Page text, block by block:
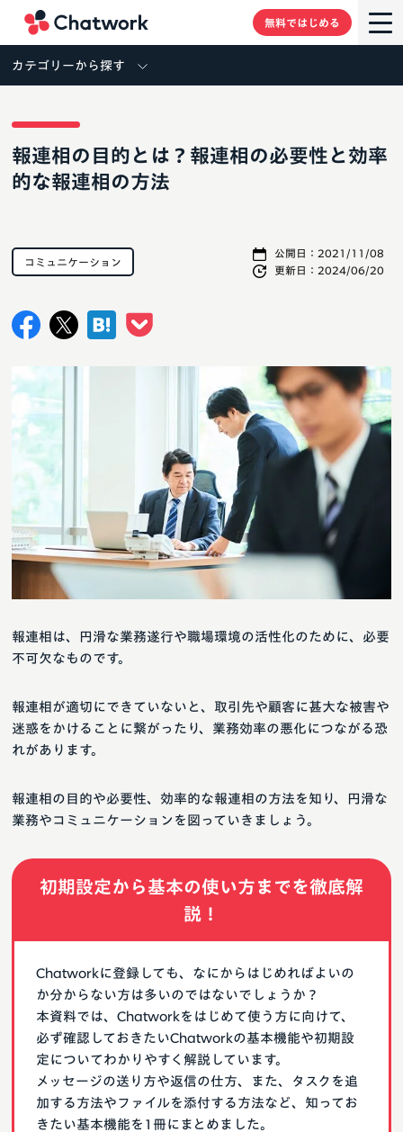
無料ではじめる
カテゴリーから探す
報連相の目的とは？報連相の必要性と効率
的な報連相の方法
公開日： 2021/11/08
更新日： 2024/06/20
コミュニケーション
報連相の目的や必要性、効率的な報連相の方法を知り、円滑な
業務やコミュニケーションを図っていきましょう。
報連相が適切にできていないと、取引先や顧客に甚大な被害や
迷惑をかけることに繋がったり、業務効率の悪化につながる恐
れがあります。
報連相は、円滑な業務遂行や職場環境の活性化のために、必要
不可欠なものです。
初期設定から基本の使い方までを徹底解
説！
Chatworkに登録しても、なにからはじめればよいの
か分からない方は多いのではないでしょうか？
本資料では、Chatworkをはじめて使う方に向けて、
必ず確認しておきたいChatworkの基本機能や初期設
定についてわかりやすく解説しています。
メッセージの送り方や返信の仕方、また、タスクを追
加する方法やファイルを添付する方法など、知ってお
きたい基本機能を1冊にまとめました。